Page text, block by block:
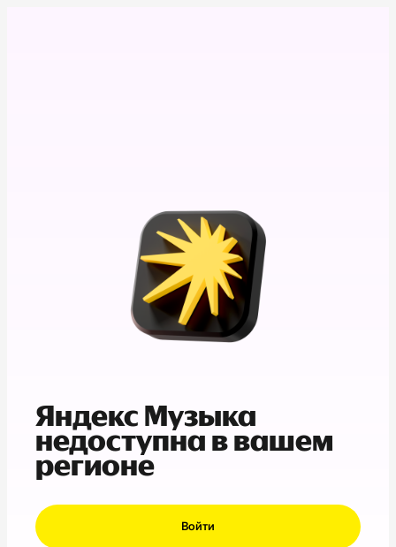
Яндекс Музыка
недоступна в вашем
регионе
Войти